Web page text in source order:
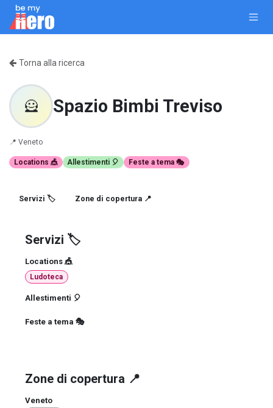
Passa al contenuto
Torna alla ricerca
🦸 Spazio Bimbi Treviso
📍 Veneto
Locations 🎪 Allestimenti 🎈 Feste a tema 🎭
Servizi 🏷️ Zone di copertura 📍
Servizi 🏷️
Locations 🎪
Ludoteca
Allestimenti 🎈
Feste a tema 🎭
Zone di copertura 📍
Veneto